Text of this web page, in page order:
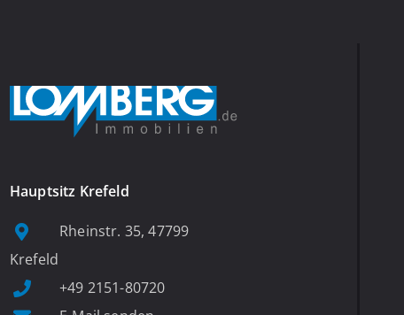
Hauptsitz Krefeld
Rheinstr. 35, 47799
Krefeld
+49 2151-80720